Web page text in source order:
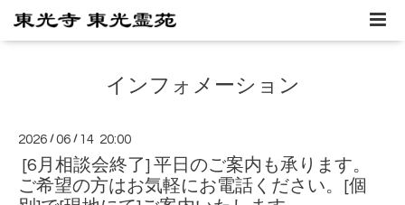
インフォメーション
2026 /06 / 14 20:00
[6月相談会終了] 平日のご案内も承ります。
ご希望の方はお気軽にお電話ください。[個